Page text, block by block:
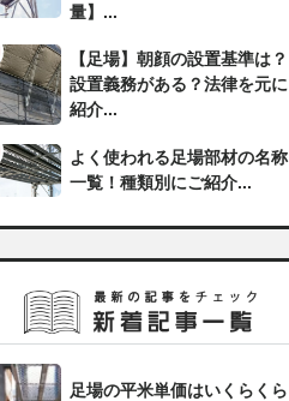
量】...
【足場】朝顔の設置基準は？
設置義務がある？法律を元に
紹介...
よく使われる足場部材の名称
一覧！種類別にご紹介...
足場の平米単価はいくらくら